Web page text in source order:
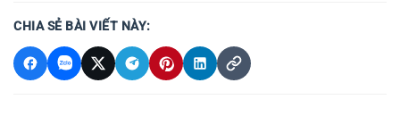
CHIA SẺ BÀI VIẾT NÀY: